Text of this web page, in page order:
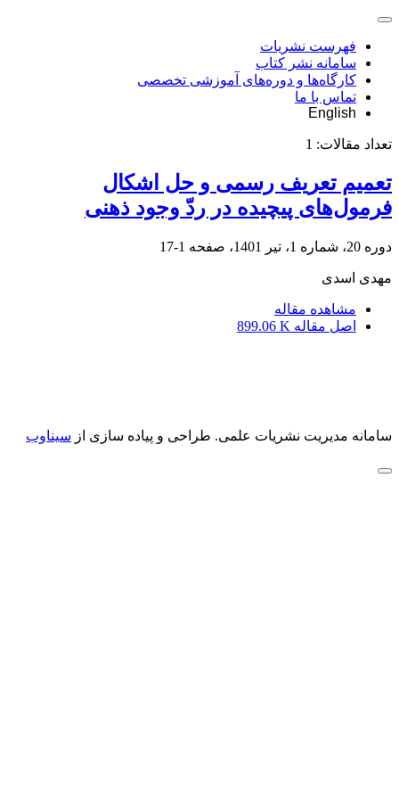
فهرست نشریات
سامانه نشر کتاب
کارگاه‌ها و دوره‌های آموزشی تخصصی
تماس با ما
English
تعداد مقالات: 1
تعمیم تعریف رسمی و حل اشکال
فرمول‌های پیچیده‌ در ردّ وجود ذهنی
دوره 20، شماره 1، تیر 1401، صفحه 1-17
مهدی اسدی
مشاهده مقاله
اصل مقاله 899.06 K
سامانه مدیریت نشریات علمی. طراحی و پیاده سازی از سیناوب